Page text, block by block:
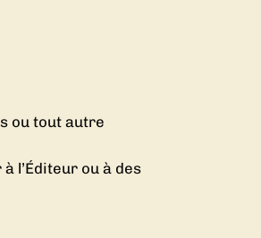
ou tout autre
l’Éditeur ou à des